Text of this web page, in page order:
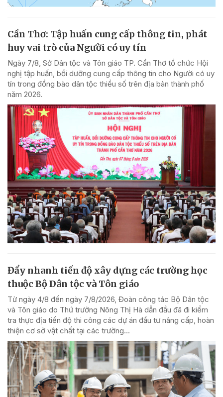
Cần Thơ: Tập huấn cung cấp thông tin, phát
huy vai trò của Người có uy tín
Ngày 7/8, Sở Dân tộc và Tôn giáo TP. Cần Thơ tổ chức Hội
nghị tập huấn, bồi dưỡng cung cấp thông tin cho Người có uy
tín trong đồng bào dân tộc thiểu số trên địa bàn thành phố
năm 2026.
Đẩy nhanh tiến độ xây dựng các trường học
thuộc Bộ Dân tộc và Tôn giáo
Từ ngày 4/8 đến ngày 7/8/2026, Đoàn công tác Bộ Dân tộc
và Tôn giáo do Thứ trưởng Nông Thị Hà dẫn đầu đã đi kiểm
tra thực địa tiến độ thi công các dự án đầu tư nâng cấp, hoàn
thiện cơ sở vật chất tại các trường...